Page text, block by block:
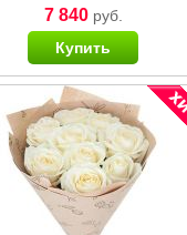
7 840руб.
Купить